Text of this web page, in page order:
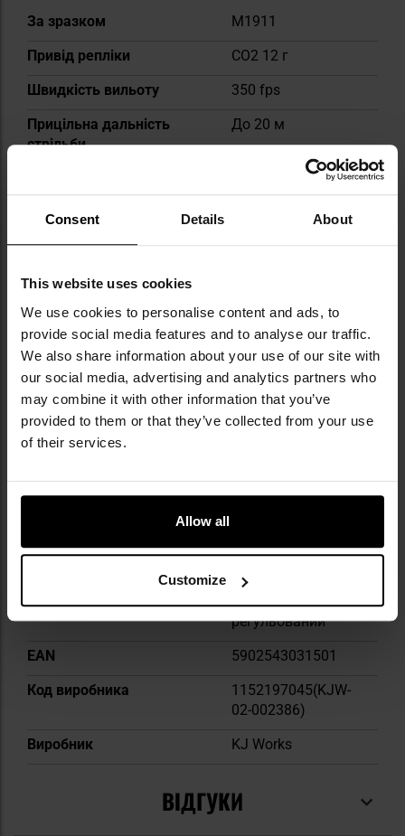
Consent Details About
This website uses cookies
We use cookies to personalise content and ads, to
provide social media features and to analyse our traffic.
We also share information about your use of our site with
our social media, advertising and analytics partners who
may combine it with other information that you’ve
provided to them or that they’ve collected from your use
of their services.
Allow all
Customize
Докладніше
За зразком
M1911
Привід репліки
CO2 12 г
Швидкість вильоту
350 fps
Прицільна дальність
стрільби
До 20 м
Місткість магазина
Гірбокс
Корпус
Загальна довжина
216 мм
Вага
912 г
Можливість
встановлення оптичного
прицілу
Ні
прилади
Додаткові аксесуари в
Так
Hop-up
Так,
регульований
EAN
5902543031501
Код виробника
1152197045(KJW-
02-002386)
Виробник
KJ Works
ВІДГУКИ